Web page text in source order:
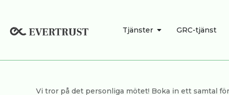
innehåll
Tjänster ÖPPNA TJÄNSTER
GRC-tjänst
Vi tror på det personliga mötet! Boka in ett samtal